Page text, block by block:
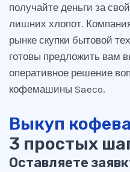
получайте деньги за
лишних хлопот.
рынке скупки бытовой
готовы предложить вам
оперативное решение
кофемашины Saeco.
Выкуп
3 простых
Оставляете